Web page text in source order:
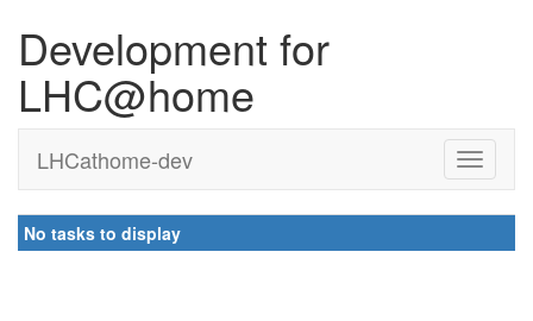
Development for
LHC@home
LHCathome-dev
No tasks to display